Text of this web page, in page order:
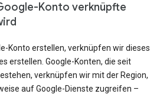
Konto verknüpfte
Konto erstellen, verknüpfen wir dieses
erstellen. Google-Konten, die seit
verknüpfen wir mit der Region,
auf Google-Dienste zugreifen –